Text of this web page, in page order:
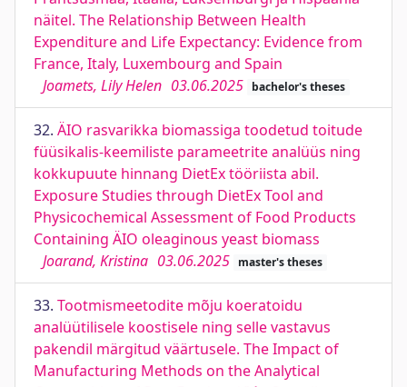
näitel. The Relationship Between Health
Expenditure and Life Expectancy: Evidence from
France, Italy, Luxembourg and Spain
Joamets, Lily Helen 03.06.2025 bachelor's theses
32. ÄIO rasvarikka biomassiga toodetud toitude
füüsikalis-keemiliste parameetrite analüüs ning
kokkupuute hinnang DietEx tööriista abil.
Exposure Studies through DietEx Tool and
Physicochemical Assessment of Food Products
Containing ÄIO oleaginous yeast biomass
Joarand, Kristina 03.06.2025 master's theses
33. Tootmismeetodite mõju koeratoidu
analüütilisele koostisele ning selle vastavus
pakendil märgitud väärtusele. The Impact of
Manufacturing Methods on the Analytical